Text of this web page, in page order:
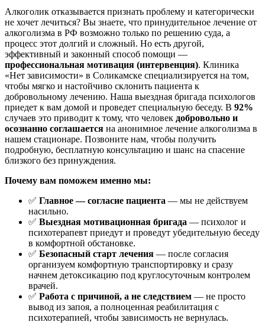
Алкоголик отказывается признать проблему и категорически
не хочет лечиться? Вы знаете, что принудительное лечение от
алкоголизма в РФ возможно только по решению суда, а
процесс этот долгий и сложный. Но есть другой,
эффективный и законный способ помощи —
профессиональная мотивация (интервенция). Клиника
«Нет зависимости» в Соликамске специализируется на том,
чтобы мягко и настойчиво склонить пациента к
добровольному лечению. Наша выездная бригада психологов
приедет к вам домой и проведет специальную беседу. В 92%
случаев это приводит к тому, что человек добровольно и
осознанно соглашается на анонимное лечение алкоголизма в
нашем стационаре. Позвоните нам, чтобы получить
подробную, бесплатную консультацию и шанс на спасение
близкого без принуждения.
Почему вам поможем именно мы:
✅ Главное — согласие пациента — мы не действуем
насильно.
✅ Выездная мотивационная бригада — психолог и
психотерапевт приедут и проведут убедительную беседу
в комфортной обстановке.
✅ Безопасный старт лечения — после согласия
организуем комфортную транспортировку и сразу
начнем детоксикацию под круглосуточным контролем
врачей.
✅ Работа с причиной, а не следствием — не просто
вывод из запоя, а полноценная реабилитация с
психотерапией, чтобы зависимость не вернулась.